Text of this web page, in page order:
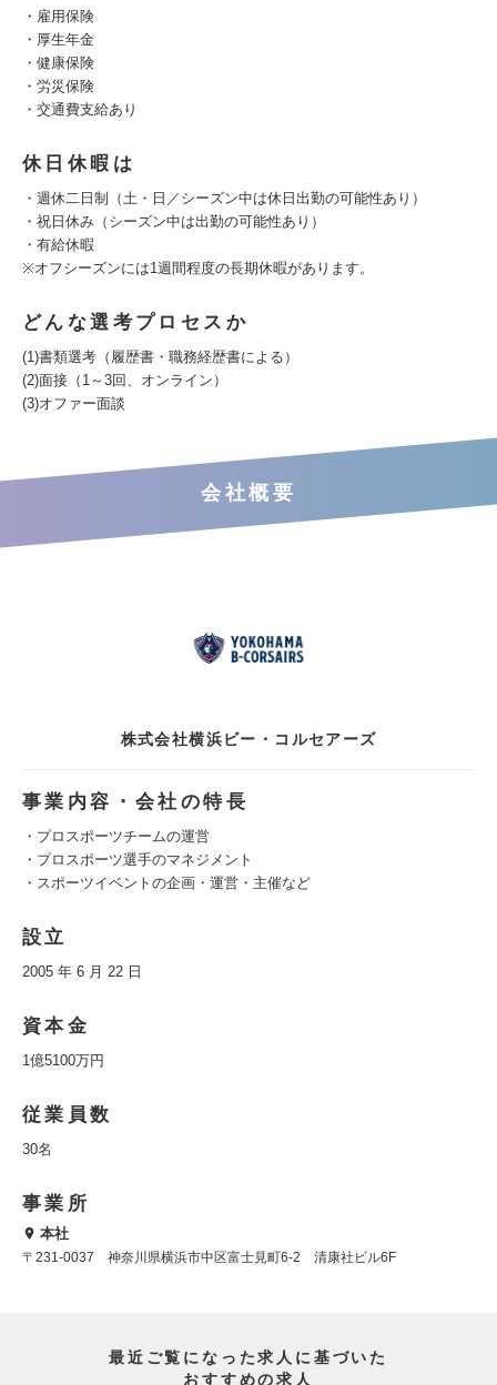
・雇用保険
・厚生年金
・健康保険
・労災保険
・交通費支給あり
休日休暇は
・週休二日制（土・日／シーズン中は休日出勤の可能性あり）
・祝日休み（シーズン中は出勤の可能性あり）
・有給休暇
※オフシーズンには1週間程度の長期休暇があります。
どんな選考プロセスか
(1)書類選考（履歴書・職務経歴書による）
(2)面接（1～3回、オンライン）
(3)オファー面談
会社概要
株式会社横浜ビー・コルセアーズ
事業内容・会社の特長
・プロスポーツチームの運営
・プロスポーツ選手のマネジメント
・スポーツイベントの企画・運営・主催など
設立
2005 年 6 月 22 日
資本金
1億5100万円
従業員数
30名
事業所
本社
〒231-0037 神奈川県横浜市中区富士見町6-2 清康社ビル6F
最近ご覧になった求人に基づいた
おすすめの求人